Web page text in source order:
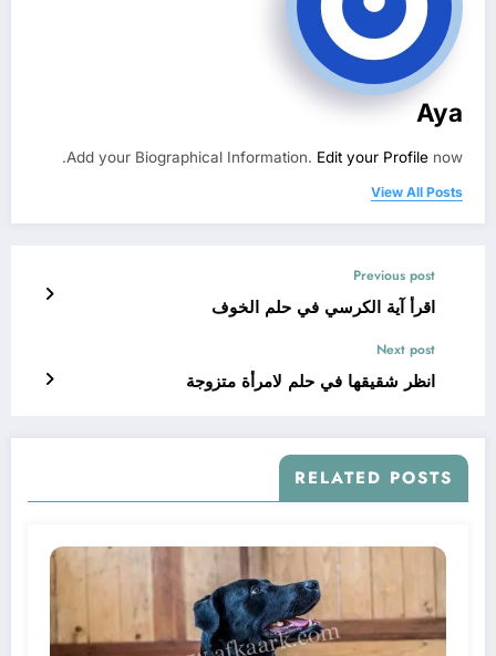
Aya
Add your Biographical Information. Edit your Profile now.
View All Posts
Previous post
اقرأ آية الكرسي في حلم الخوف
Next post
انظر شقيقها في حلم لامرأة متزوجة
RELATED POSTS